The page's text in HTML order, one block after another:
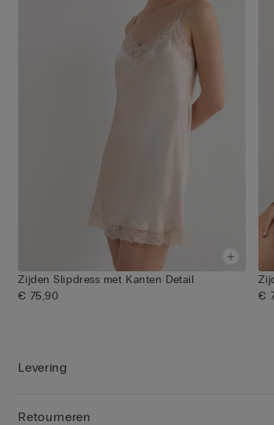
Zijden Slipdress met Kanten Detail
€ 75,90
€
Levering
Retourneren